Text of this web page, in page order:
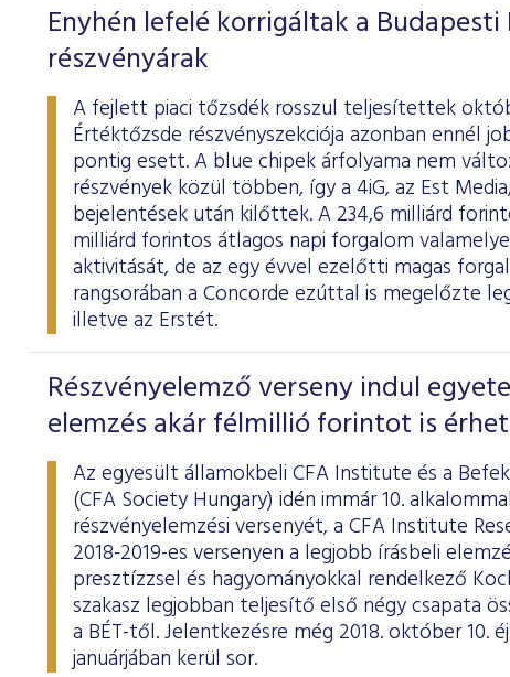
Enyhén lefelé korrigáltak a
részvényárak
A fejlett piaci tőzsdék rosszul teljesítettek
Értéktőzsde részvényszekciója azonban ennél
pontig esett. A blue chipek árfolyama nem
részvények közül többen, így a 4iG, az Est
bejelentések után kilőttek. A 234,6 milliárd
milliárd forintos átlagos napi forgalom
aktivitását, de az egy évvel ezelőtti magas
rangsorában a Concorde ezúttal is megelőzte
illetve az Erstét.
Részvényelemző verseny indul
elemzés akár félmillió forintot is érhet
Az egyesült államokbeli CFA Institute és a
(CFA Society Hungary) idén immár 10.
részvényelemzési versenyét, a CFA Institute
2018-2019-es versenyen a legjobb írásbeli
presztízzsel és hagyományokkal rendelkező
szakasz legjobban teljesítő első négy csapata
a BÉT-től. Jelentkezésre még 2018. október 10.
januárjában kerül sor.